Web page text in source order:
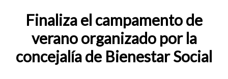
Finaliza el campamento de
verano organizado por la
concejalía de Bienestar Social